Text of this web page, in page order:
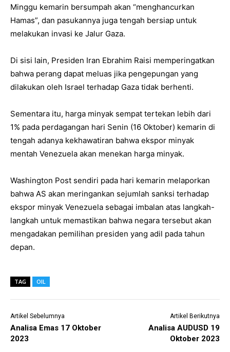
Minggu kemarin bersumpah akan “menghancurkan
Hamas”, dan pasukannya juga tengah bersiap untuk
melakukan invasi ke Jalur Gaza.
Di sisi lain, Presiden Iran Ebrahim Raisi memperingatkan
bahwa perang dapat meluas jika pengepungan yang
dilakukan oleh Israel terhadap Gaza tidak berhenti.
Sementara itu, harga minyak sempat tertekan lebih dari
1% pada perdagangan hari Senin (16 Oktober) kemarin di
tengah adanya kekhawatiran bahwa ekspor minyak
mentah Venezuela akan menekan harga minyak.
Washington Post sendiri pada hari kemarin melaporkan
bahwa AS akan meringankan sejumlah sanksi terhadap
ekspor minyak Venezuela sebagai imbalan atas langkah-
langkah untuk memastikan bahwa negara tersebut akan
mengadakan pemilihan presiden yang adil pada tahun
depan.
TAG OIL
Artikel Sebelumnya
Analisa Emas 17 Oktober
2023
Artikel Berikutnya
Analisa AUDUSD 19
Oktober 2023